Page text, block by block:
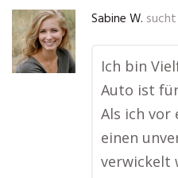
Sabine W.
Ich bin
Auto ist
Als ich vor
einen
verwickelt